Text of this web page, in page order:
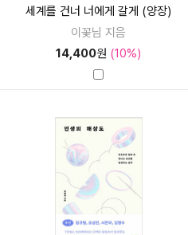
세계를 건너 너에게 갈게 (양장)
이꽃님 지음
14,400원 (10%)